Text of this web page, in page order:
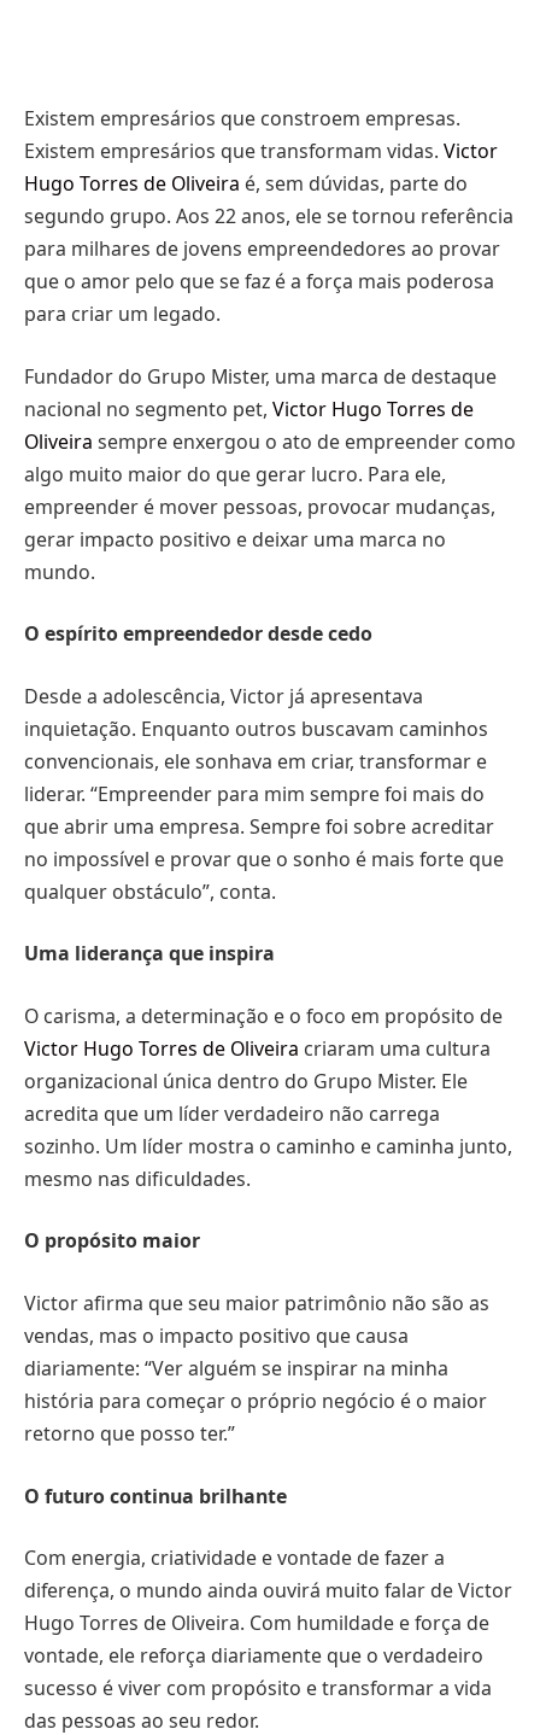
Existem empresários que constroem empresas.
Existem empresários que transformam vidas. Victor
Hugo Torres de Oliveira é, sem dúvidas, parte do
segundo grupo. Aos 22 anos, ele se tornou referência
para milhares de jovens empreendedores ao provar
que o amor pelo que se faz é a força mais poderosa
para criar um legado.
Fundador do Grupo Mister, uma marca de destaque
nacional no segmento pet, Victor Hugo Torres de
Oliveira sempre enxergou o ato de empreender como
algo muito maior do que gerar lucro. Para ele,
empreender é mover pessoas, provocar mudanças,
gerar impacto positivo e deixar uma marca no
mundo.
O espírito empreendedor desde cedo
Desde a adolescência, Victor já apresentava
inquietação. Enquanto outros buscavam caminhos
convencionais, ele sonhava em criar, transformar e
liderar. “Empreender para mim sempre foi mais do
que abrir uma empresa. Sempre foi sobre acreditar
no impossível e provar que o sonho é mais forte que
qualquer obstáculo”, conta.
Uma liderança que inspira
O carisma, a determinação e o foco em propósito de
Victor Hugo Torres de Oliveira criaram uma cultura
organizacional única dentro do Grupo Mister. Ele
acredita que um líder verdadeiro não carrega
sozinho. Um líder mostra o caminho e caminha junto,
mesmo nas dificuldades.
O propósito maior
Victor afirma que seu maior patrimônio não são as
vendas, mas o impacto positivo que causa
diariamente: “Ver alguém se inspirar na minha
história para começar o próprio negócio é o maior
retorno que posso ter.”
O futuro continua brilhante
Com energia, criatividade e vontade de fazer a
diferença, o mundo ainda ouvirá muito falar de Victor
Hugo Torres de Oliveira. Com humildade e força de
vontade, ele reforça diariamente que o verdadeiro
sucesso é viver com propósito e transformar a vida
das pessoas ao seu redor.